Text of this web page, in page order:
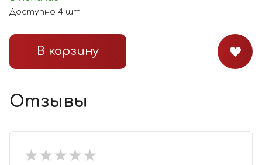
Доступно 4 шт
В корзину
Отзывы
★★★★★
★★★★★